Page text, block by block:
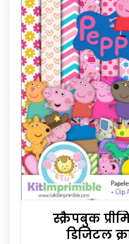
स्क्रैपबुक
डिजिटल